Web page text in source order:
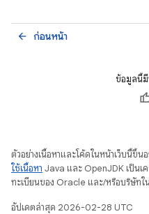
ก่อนหน้า
arrow_back
ข้อมูลนี้มี
ตัวอย่างเนื้อหาและโค้ดในหน้าเว็บนี้ขึ้
ใช้เนื้อหา Java และ OpenJDK เป็นเค
ทะเบียนของ Oracle และ/หรือบริษัทใ
อัปเดตล่าสุด 2026-02-28 UTC